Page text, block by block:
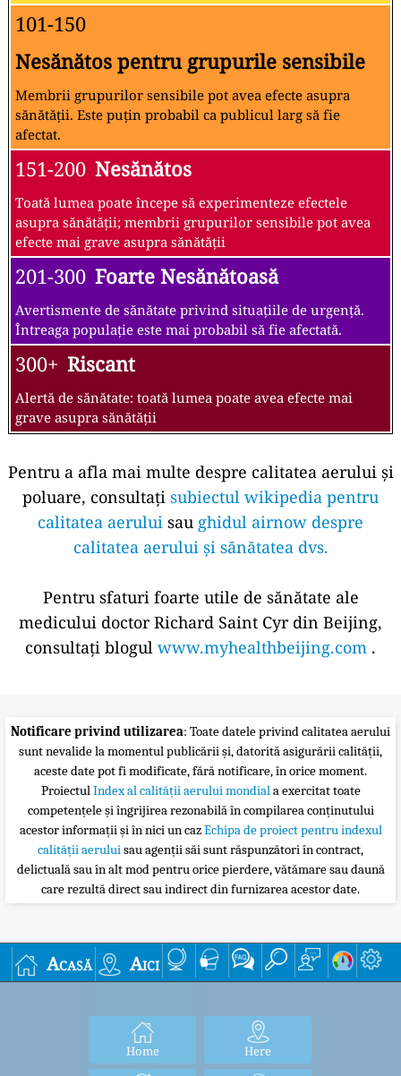
101-150
Nesănătos pentru grupurile sensibile
Membrii grupurilor sensibile pot avea efecte asupra
sănătății. Este puțin probabil ca publicul larg să fie
afectat.
151-200 Nesănătos
Toată lumea poate începe să experimenteze efectele
asupra sănătății; membrii grupurilor sensibile pot avea
efecte mai grave asupra sănătății
201-300 Foarte Nesănătoasă
Avertismente de sănătate privind situațiile de urgență.
Întreaga populație este mai probabil să fie afectată.
300+ Riscant
Alertă de sănătate: toată lumea poate avea efecte mai
grave asupra sănătății
Pentru a afla mai multe despre calitatea aerului și
poluare, consultați subiectul wikipedia pentru
calitatea aerului sau ghidul airnow despre
calitatea aerului și sănătatea dvs.
Pentru sfaturi foarte utile de sănătate ale
medicului doctor Richard Saint Cyr din Beijing,
consultați blogul www.myhealthbeijing.com .
Notificare privind utilizarea: Toate datele privind calitatea aerului
sunt nevalide la momentul publicării și, datorită asigurării calității,
aceste date pot fi modificate, fără notificare, în orice moment.
ProiectulIndex al calității aerului mondiala exercitat toate
competențele și îngrijirea rezonabilă în compilarea conținutului
acestor informații și în nici un cazEchipa de proiect pentru indexul
calității aeruluisau agenții săi sunt răspunzători în contract,
delictuală sau în alt mod pentru orice pierdere, vătămare sau daună
care rezultă direct sau indirect din furnizarea acestor date.
Acasă Aici
Home Here